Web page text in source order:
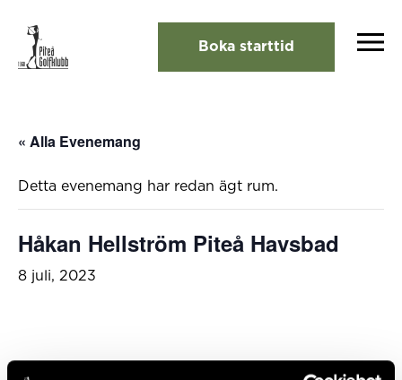
Boka starttid
« Alla Evenemang
Detta evenemang har redan ägt rum.
Håkan Hellström Piteå Havsbad
8 juli, 2023